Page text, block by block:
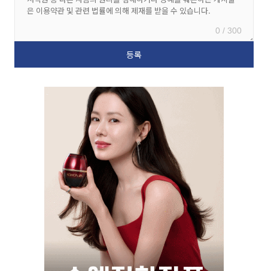
0 / 300